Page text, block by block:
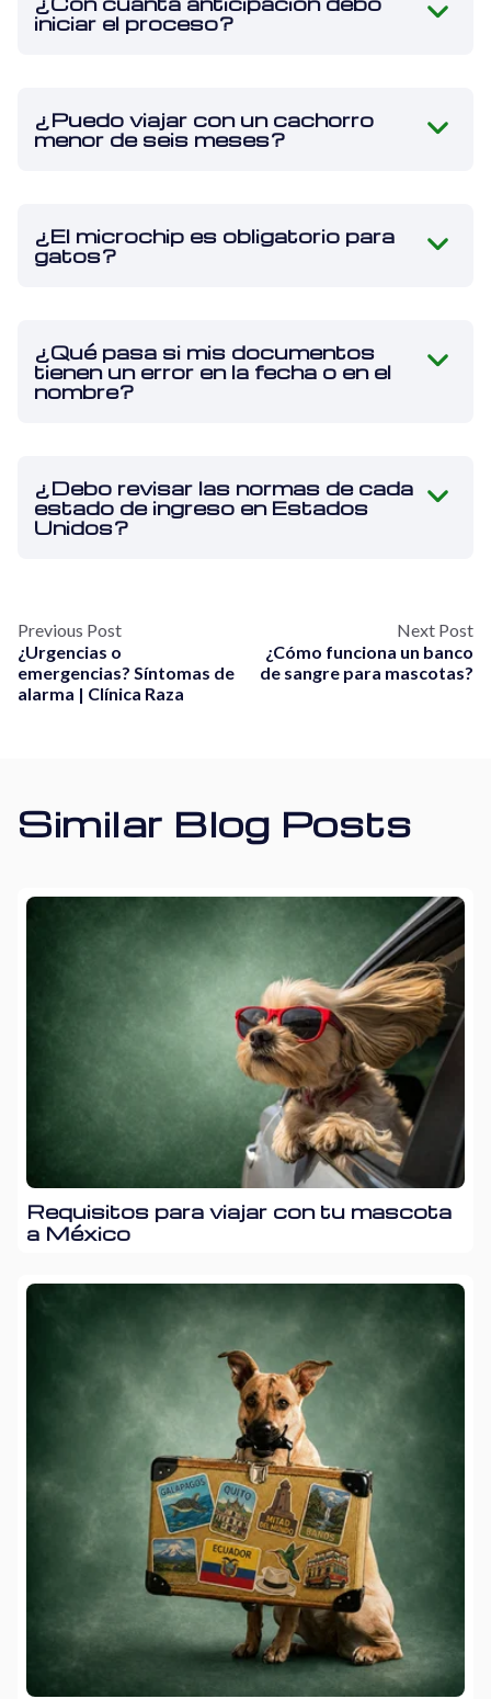
iniciar el proceso?
¿Puedo viajar con un cachorro
menor de seis meses?
¿El microchip es obligatorio para
gatos?
¿Qué pasa si mis documentos
tienen un error en la fecha o en el
nombre?
¿Debo revisar las normas de cada
estado de ingreso en Estados
Unidos?
Previous Post
¿Urgencias o
emergencias? Síntomas de
alarma | Clínica Raza
Next Post
¿Cómo funciona un banco
de sangre para mascotas?
Similar Blog Posts
Requisitos para viajar con tu mascota
a México